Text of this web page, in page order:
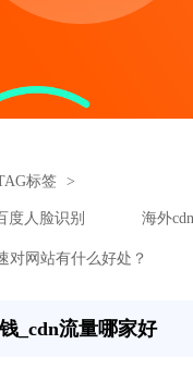
标签 >
度人脸识别 海外
对网站有什么好处？
_cdn流量哪家好